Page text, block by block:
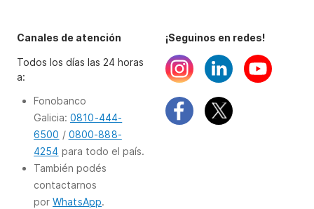
¡Seguinos en redes!
Canales de atención
Todos los días las 24 horas
a:
Fonobanco
Galicia: 0810-444-
6500 / 0800-888-
4254 para todo el país.
También podés
contactarnos
por WhatsApp.